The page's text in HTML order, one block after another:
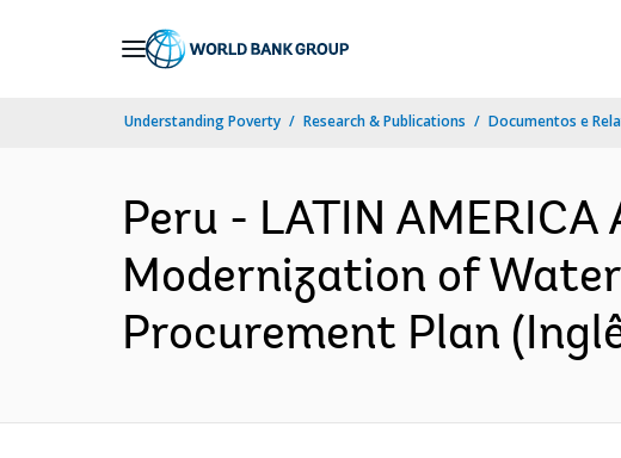
Understanding Poverty Research & Publications Documentos e
Peru - LATIN
Modernization of
Procurement Plan